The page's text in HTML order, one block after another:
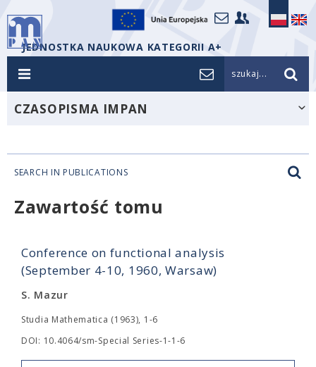
JEDNOSTKA NAUKOWA KATEGORII A+
szukaj...
CZASOPISMA IMPAN
SEARCH IN PUBLICATIONS
Zawartość tomu
Conference on functional analysis
(September 4-10, 1960, Warsaw)
S. Mazur
Studia Mathematica (1963), 1-6
DOI: 10.4064/sm-Special Series-1-1-6